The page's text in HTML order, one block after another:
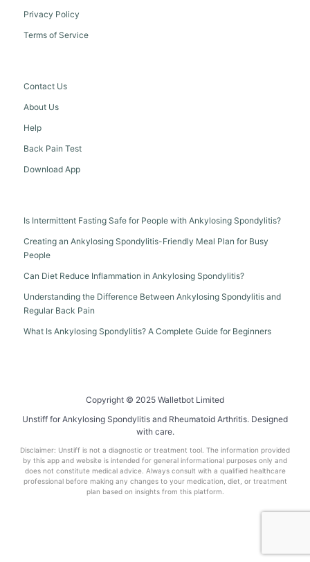
Privacy Policy
Terms of Service
Contact Us
About Us
Help
Back Pain Test
Download App
Is Intermittent Fasting Safe for People with Ankylosing Spondylitis?
Creating an Ankylosing Spondylitis-Friendly Meal Plan for Busy
People
Can Diet Reduce Inflammation in Ankylosing Spondylitis?
Understanding the Difference Between Ankylosing Spondylitis and
Regular Back Pain
What Is Ankylosing Spondylitis? A Complete Guide for Beginners
Copyright © 2025 Walletbot Limited
Unstiff for Ankylosing Spondylitis and Rheumatoid Arthritis. Designed
with care.
Disclaimer: Unstiff is not a diagnostic or treatment tool. The information provided
by this app and website is intended for general informational purposes only and
does not constitute medical advice. Always consult with a qualified healthcare
professional before making any changes to your medication, diet, or treatment
plan based on insights from this platform.